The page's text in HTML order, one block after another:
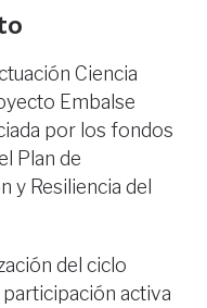
Ciencia
Embalse
por los fondos
Plan de
y Resiliencia del
del ciclo
activa